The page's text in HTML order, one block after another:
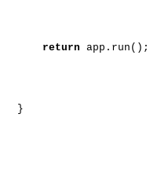
return app.run();
}